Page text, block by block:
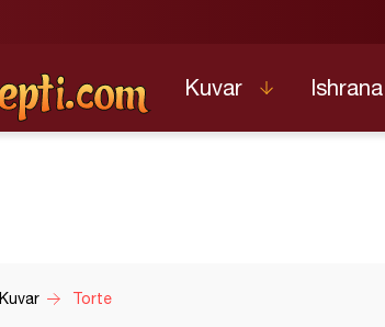
Kuvar Ishrana
Kuvar Torte